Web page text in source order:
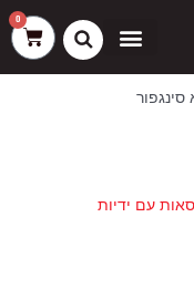
0
עגלת
קניות
סינגפור
עם ידיות